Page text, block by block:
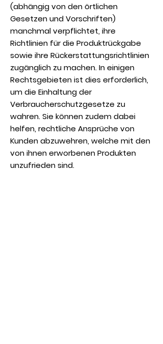
(abhängig von den örtlichen
Gesetzen und Vorschriften)
manchmal verpflichtet, ihre
Richtlinien für die Produktrückgabe
sowie ihre Rückerstattungsrichtlinien
zugänglich zu machen. In einigen
Rechtsgebieten ist dies erforderlich,
um die Einhaltung der
Verbraucherschutzgesetze zu
wahren. Sie können zudem dabei
helfen, rechtliche Ansprüche von
Kunden abzuwehren, welche mit den
von ihnen erworbenen Produkten
unzufrieden sind.